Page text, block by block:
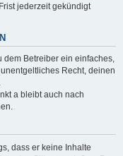
jederzeit gekündigt
dem Betreiber ein einfaches,
Recht, deinen
a bleibt auch nach
dass er keine Inhalte